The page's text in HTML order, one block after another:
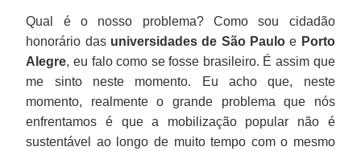
Qual é o nosso problema? Como sou cidadão
honorário das universidades de São Pauloe Porto
Alegre, eu falo como se fosse brasileiro. É assim que
me sinto neste momento. Eu acho que, neste
momento, realmente o grande problema que nós
enfrentamos é que a mobilização popular não é
sustentável ao longo de muito tempo com o mesmo